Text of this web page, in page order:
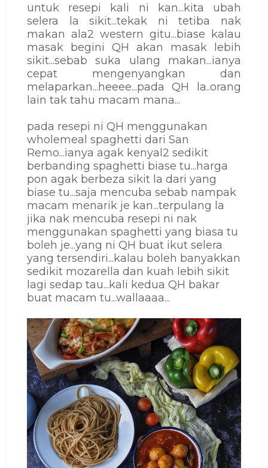
untuk resepi kali ni kan...kita ubah
selera la sikit...tekak ni tetiba nak
makan ala2 western gitu...biase kalau
masak begini QH akan masak lebih
sikit...sebab suka ulang makan...ianya
cepat mengenyangkan dan
melaparkan...heeee...pada QH la..orang
lain tak tahu macam mana...
pada resepi ni QH menggunakan
wholemeal spaghetti dari San
Remo...ianya agak kenyal2 sedikit
berbanding spaghetti biase tu...harga
pon agak berbeza sikit la dari yang
biase tu...saja mencuba sebab nampak
macam menarik je kan...terpulang la
jika nak mencuba resepi ni nak
menggunakan spaghetti yang biasa tu
boleh je...yang ni QH buat ikut selera
yang tersendiri...kalau boleh banyakkan
sedikit mozarella dan kuah lebih sikit
lagi sedap tau...kali kedua QH bakar
buat macam tu...wallaaaa...